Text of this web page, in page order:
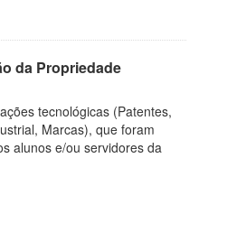
da Propriedade
tecnológicas (Patentes,
Marcas), que foram
alunos e/ou servidores da